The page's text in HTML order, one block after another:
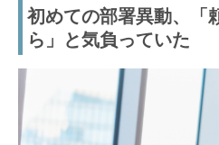
初めての部署異動、「
ら」と気負っていた